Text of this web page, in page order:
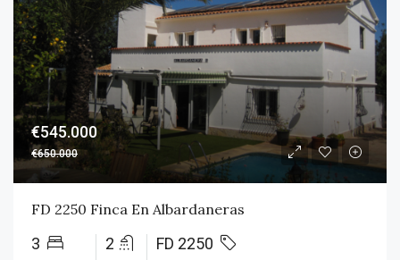
€545.000
€650.000
FD 2250 Finca En Albardaneras
3 2 FD 2250